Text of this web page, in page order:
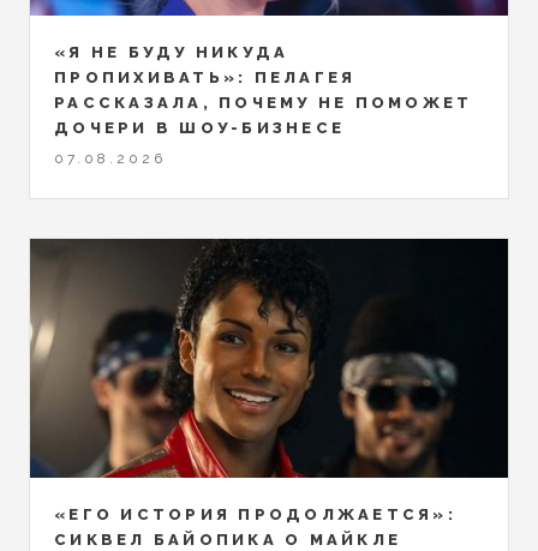
«Я НЕ БУДУ НИКУДА
ПРОПИХИВАТЬ»: ПЕЛАГЕЯ
РАССКАЗАЛА, ПОЧЕМУ НЕ ПОМОЖЕТ
ДОЧЕРИ В ШОУ-БИЗНЕСЕ
07.08.2026
«ЕГО ИСТОРИЯ ПРОДОЛЖАЕТСЯ»:
СИКВЕЛ БАЙОПИКА О МАЙКЛЕ